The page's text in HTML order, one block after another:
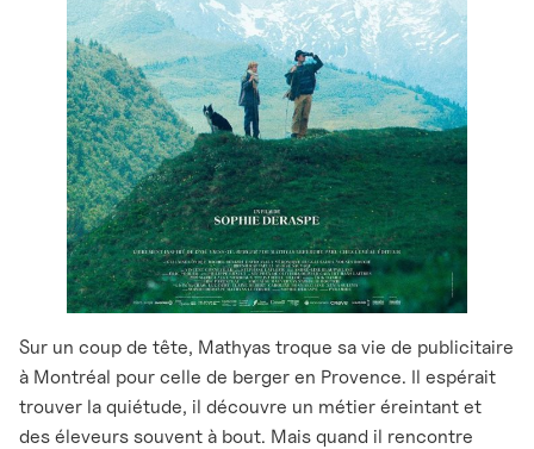
Sur un coup de tête, Mathyas troque sa vie de publicitaire
à Montréal pour celle de berger en Provence. Il espérait
trouver la quiétude, il découvre un métier éreintant et
des éleveurs souvent à bout. Mais quand il rencontre